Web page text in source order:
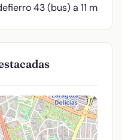
43 (bus) a 11 m